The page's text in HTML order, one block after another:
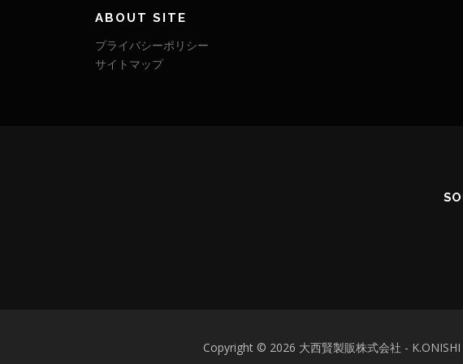
ABOUT SITE
プライバシーポリシー
サイトマップ
Copyright © 2026 大西賢製販株式会社 -